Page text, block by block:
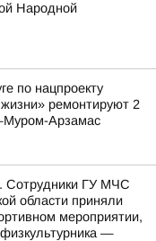
Народной
по нацпроекту
ремонтируют 2
Арзамас
Сотрудники ГУ МЧС
области приняли
мероприятии,
—